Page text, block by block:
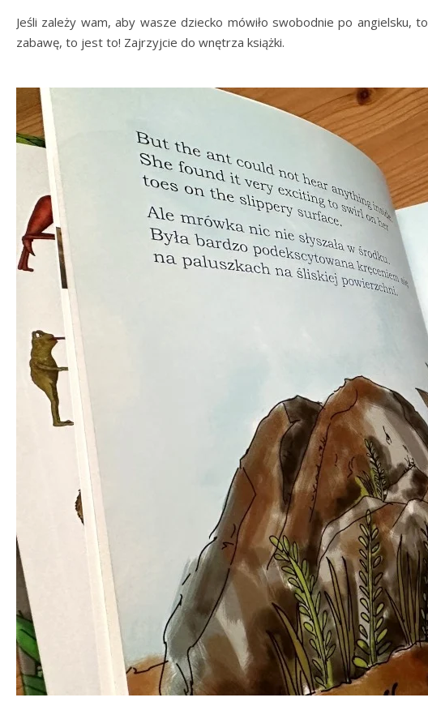
Jeśli zależy wam, aby wasze dziecko mówiło swobodnie po angielsku, to
zabawę, to jest to! Zajrzyjcie do wnętrza książki.